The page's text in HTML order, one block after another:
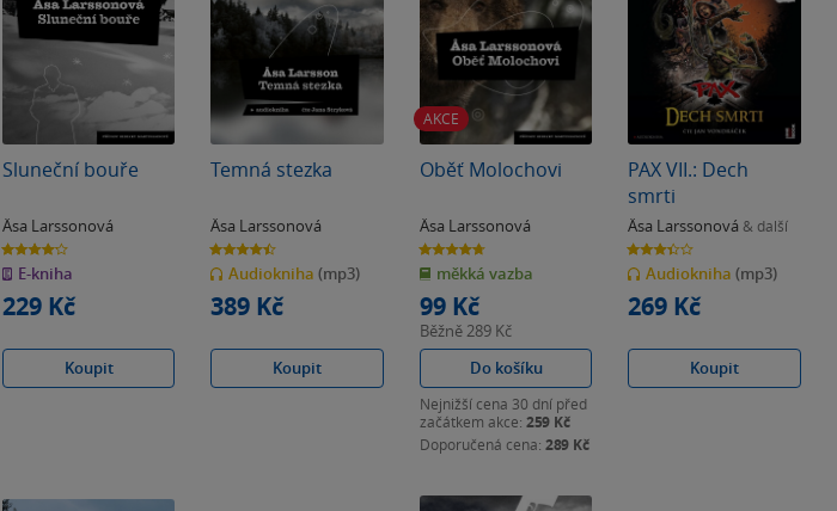
Sluneční bouře
Äsa Larssonová
4.2
z
5
hvězdiček
E-kniha
229 Kč
Koupit
Temná stezka
Äsa Larssonová
4.5
z
5
hvězdiček
Audiokniha(mp3)
389 Kč
Koupit
AKCE
Oběť Molochovi
Äsa Larssonová
4.7
z
5
hvězdiček
měkká vazba
99 Kč
Běžně289 Kč
Do košíku
Nejnižší cena 30 dní před
začátkem akce: 259 Kč
Doporučená cena: 289 Kč
PAX VII.: Dech
smrti
Äsa Larssonová & další
3.4
z
5
hvězdiček
Audiokniha(mp3)
269 Kč
Koupit